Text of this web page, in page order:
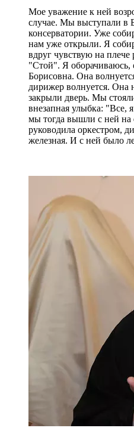
Мое уважение к ней
случае. Мы выступали в
консерватории. Уже
нам уже открыли. Я
вдруг чувствую на плече
"Стой". Я оборачиваюсь,
Борисовна. Она
дирижер волнуется. Она
закрыли дверь. Мы
внезапная улыбка: "Все,
мы тогда вышли с ней на
руководила оркестром,
железная. И с ней было